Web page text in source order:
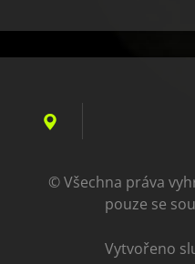
© Všechna práva
pouze se
Vytvořeno